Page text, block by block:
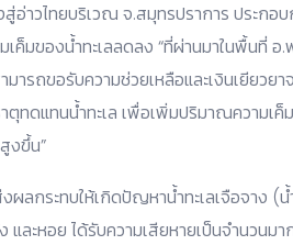
สู่อ่าวไทยบริเวณ จ.สมุทรปราการ ประก
ค็มของน้ำทะเลลดลง “ที่ผ่านมาในพื้นที่ อ.
รถขอรับความช่วยเหลือและเงินเยียวย
ตุทดแทนน้ำทะเล เพื่อเพิ่มปริมาณความเค็
งขึ้น”
ลกระทบให้เกิดปัญหาน้ำทะเลเจือจาง (น้
และหอย ได้รับความเสียหายเป็นจำนวนม